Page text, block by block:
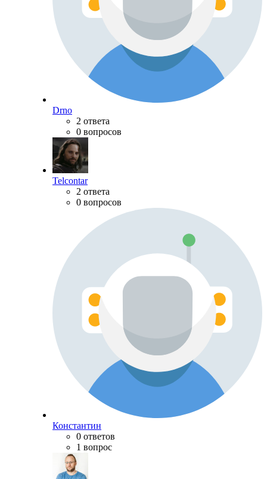
Drno
2 ответа
0 вопросов
Telcontar
2 ответа
0 вопросов
Константин
0 ответов
1 вопрос